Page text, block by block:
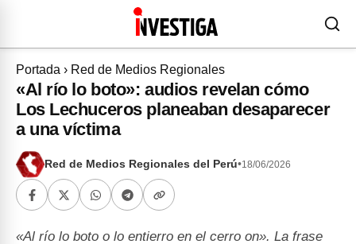
Portada › Red de Medios Regionales
«Al río lo boto»: audios revelan cómo
Los Lechuceros planeaban desaparecer
a una víctima
Red de Medios Regionales del Perú•18/06/2026
«Al río lo boto o lo entierro en el cerro on». La frase